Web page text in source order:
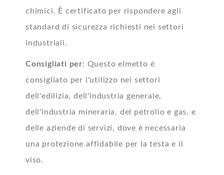
chimici. È certificato per rispondere agli
standard di sicurezza richiesti nei settori
industriali.
Consigliati per: Questo elmetto è
consigliato per l'utilizzo nei settori
dell'edilizia, dell'industria generale,
dell'industria mineraria, del petrolio e gas, e
delle aziende di servizi, dove è necessaria
una protezione affidabile per la testa e il
viso.